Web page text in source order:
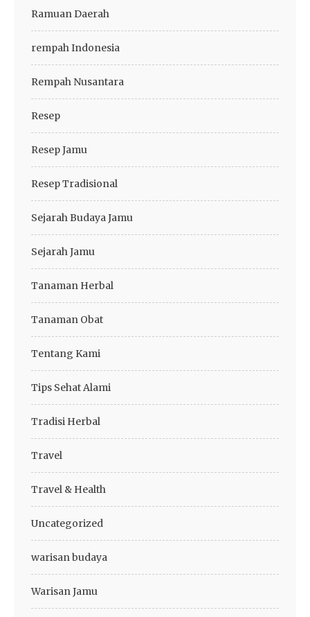
Ramuan Daerah
rempah Indonesia
Rempah Nusantara
Resep
Resep Jamu
Resep Tradisional
Sejarah Budaya Jamu
Sejarah Jamu
Tanaman Herbal
Tanaman Obat
Tentang Kami
Tips Sehat Alami
Tradisi Herbal
Travel
Travel & Health
Uncategorized
warisan budaya
Warisan Jamu